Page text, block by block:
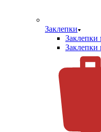
Заклепки
Заклепки
Заклепки